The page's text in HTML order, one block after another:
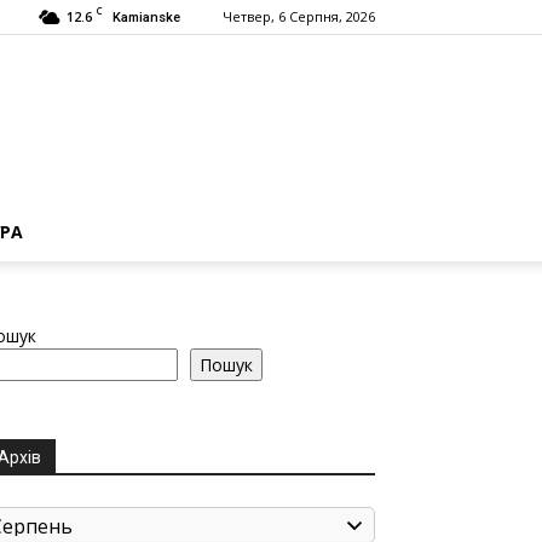
12.6 C Kamianske Четвер, 6 Серпня, 2026
Пошук